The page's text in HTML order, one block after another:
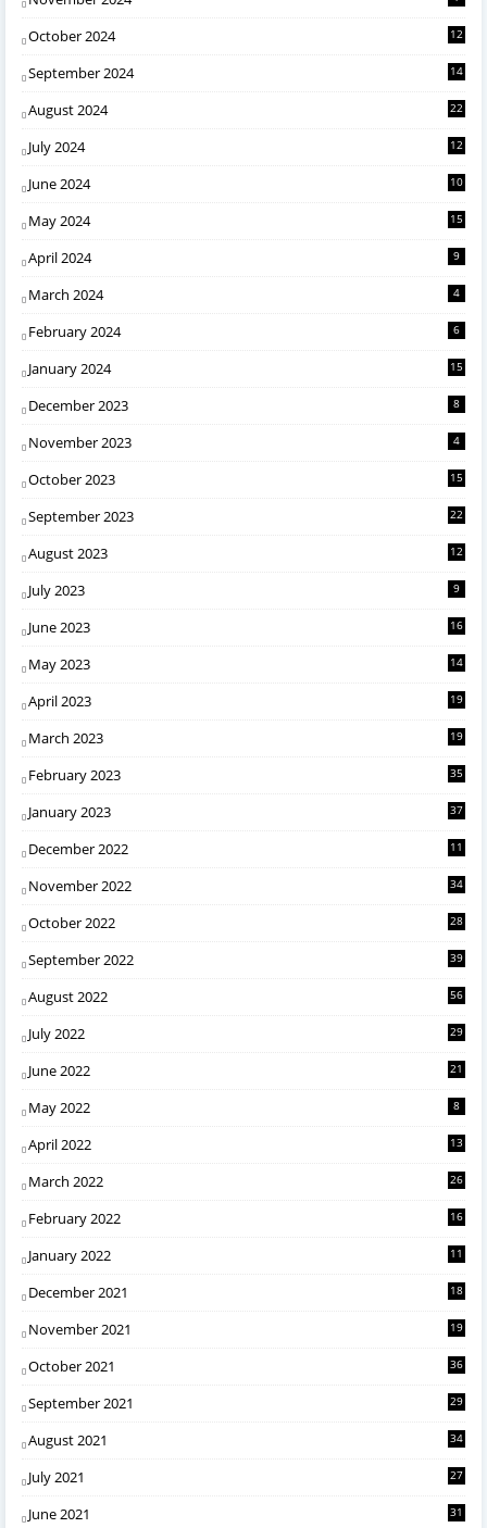
October 2024 12
September 2024 14
August 2024 22
July 2024 12
June 2024 10
May 2024 15
April 2024 9
March 2024 4
February 2024 6
January 2024 15
December 2023 8
November 2023 4
October 2023 15
September 2023 22
August 2023 12
July 2023 9
June 2023 16
May 2023 14
April 2023 19
March 2023 19
February 2023 35
January 2023 37
December 2022 11
November 2022 34
October 2022 28
September 2022 39
August 2022 56
July 2022 29
June 2022 21
May 2022 8
April 2022 13
March 2022 26
February 2022 16
January 2022 11
December 2021 18
November 2021 19
October 2021 36
September 2021 29
August 2021 34
July 2021 27
June 2021 31